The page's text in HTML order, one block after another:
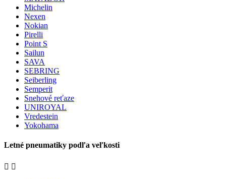
Michelin
Nexen
Nokian
Pirelli
Point S
Sailun
SAVA
SEBRING
Seiberling
Semperit
Snehové reťaze
UNIROYAL
Vredestein
Yokohama
Letné pneumatiky podľa veľkosti
 